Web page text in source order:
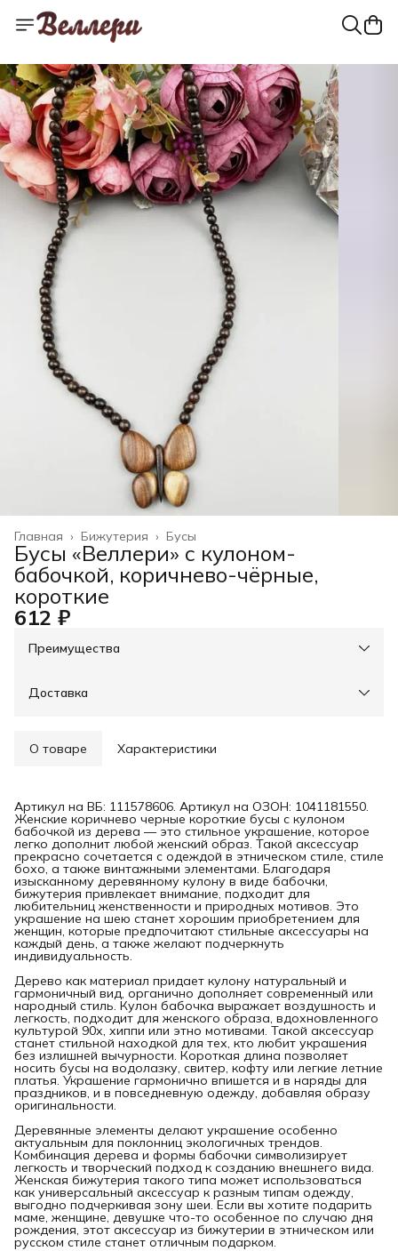
Бусы
Бижутерия ›
Главная ›
Бусы «Веллери» с кулоном-
бабочкой, коричнево-чёрные,
короткие
612 ₽
Преимущества
При оплате онлайн - скидка на доставку 30%, свыше
Доставка
О товаре Характеристики
Артикул на ВБ: 111578606. Артикул на ОЗОН: 1041181550.
Женские коричнево черные короткие бусы с кулоном
бабочкой из дерева — это стильное украшение, которое
легко дополнит любой женский образ. Такой аксессуар
прекрасно сочетается с одеждой в этническом стиле, стиле
бохо, а также винтажными элементами. Благодаря
изысканному деревянному кулону в виде бабочки,
бижутерия привлекает внимание, подходит для
любительниц женственности и природных мотивов. Это
украшение на шею станет хорошим приобретением для
женщин, которые предпочитают стильные аксессуары на
каждый день, а также желают подчеркнуть
индивидуальность.
Дерево как материал придает кулону натуральный и
гармоничный вид, органично дополняет современный или
народный стиль. Кулон бабочка выражает воздушность и
легкость, подходит для женского образа, вдохновленного
культурой 90х, хиппи или этно мотивами. Такой аксессуар
станет стильной находкой для тех, кто любит украшения
без излишней вычурности. Короткая длина позволяет
носить бусы на водолазку, свитер, кофту или легкие летние
платья. Украшение гармонично впишется и в наряды для
праздников, и в повседневную одежду, добавляя образу
оригинальности.
Деревянные элементы делают украшение особенно
актуальным для поклонниц экологичных трендов.
Комбинация дерева и формы бабочки символизирует
легкость и творческий подход к созданию внешнего вида.
Женская бижутерия такого типа может использоваться
как универсальный аксессуар к разным типам одежду,
выгодно подчеркивая зону шеи. Если вы хотите подарить
маме, женщине, девушке что-то особенное по случаю дня
рождения, этот аксессуар из бижутерии в этническом или
русском стиле станет отличным подарком.